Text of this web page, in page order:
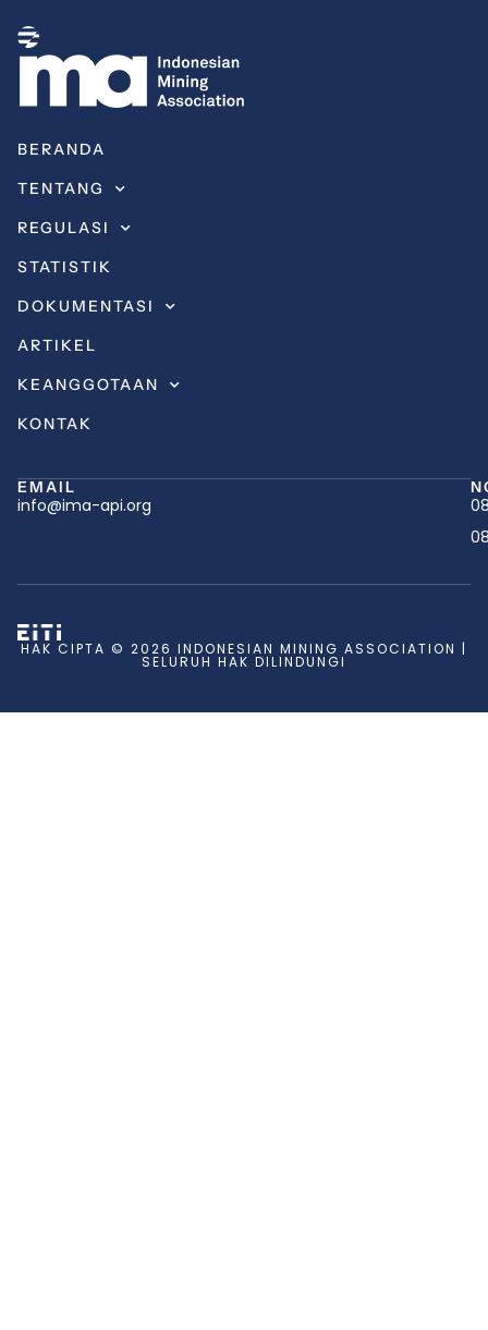
BERANDA
TENTANG
REGULASI
STATISTIK
DOKUMENTASI
ARTIKEL
KEANGGOTAAN
KONTAK
EMAIL
info@ima-api.org
HAK CIPTA © 2026 INDONESIAN MINING ASSOCIATION |
SELURUH HAK DILINDUNGI